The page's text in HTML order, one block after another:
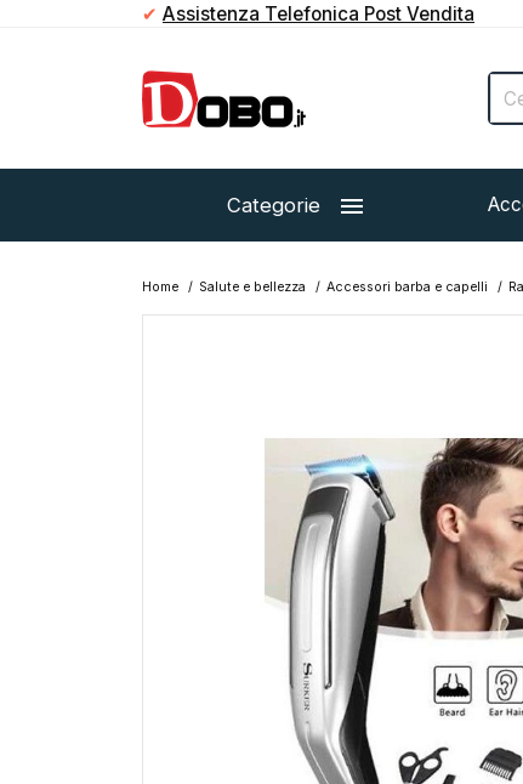
✔ Assistenza Telefonica Post Vendita
Categorie 
Home Salute e bellezza Accessori barba e capelli